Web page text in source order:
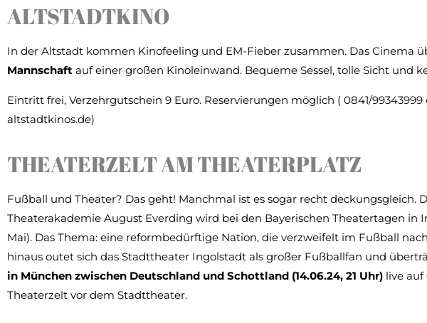
ALTSTADTKINO
In der Altstadt kommen Kinofeeling und EM-Fieber zusammen. Das Cinema
Mannschaft auf einer großen Kinoleinwand. Bequeme Sessel, tolle Sicht und
Eintritt frei, Verzehrgutschein 9 Euro. Reservierungen möglich ( 0841/
altstadtkinos.de)
THEATERZELT AM THEATERPLATZ
Fußball und Theater? Das geht! Manchmal ist es sogar recht deckungsgleich.
Theaterakademie August Everding wird bei den Bayerischen Theatertagen in
Mai). Das Thema: eine reformbedürftige Nation, die verzweifelt im Fußball
hinaus outet sich das Stadttheater Ingolstadt als großer Fußballfan und
in München zwischen Deutschland und Schottland (14.06.24, 21 Uhr) live
Theaterzelt vor dem Stadttheater.